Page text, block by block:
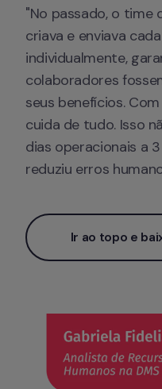
"No passado, o time
criava e enviava
individualmente,
colaboradores
seus benefícios.
cuida de tudo. Isso
dias operacionais a
reduziu erros
Ir ao topo e